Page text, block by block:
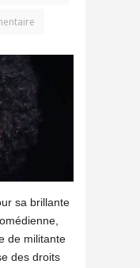
sa brillante
de militante
des droits